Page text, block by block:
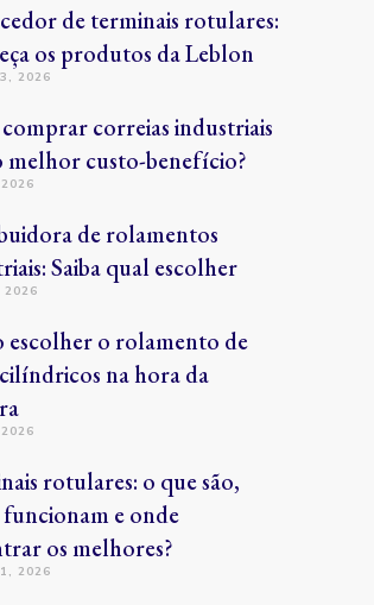
de terminais rotulares:
os produtos da Leblon
2026
correias industriais
melhor custo-benefício?
de rolamentos
Saiba qual escolher
2026
escolher o rolamento de
na hora da
rotulares: o que são,
e onde
os melhores?
2026